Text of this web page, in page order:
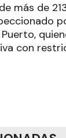
más de
con